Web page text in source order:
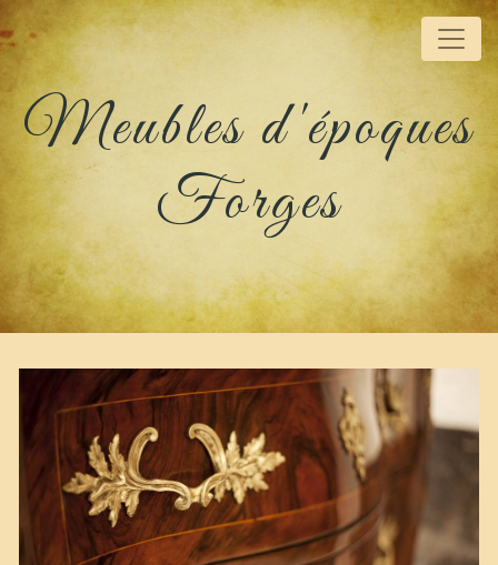
Panneau de gestion des cookies
Meubles d'époques
Forges